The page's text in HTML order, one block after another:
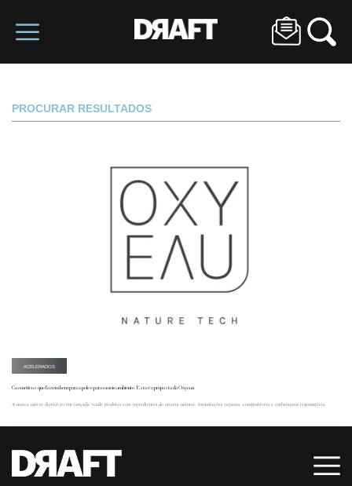
PROCURAR RESULTADOS
ACELERADOS
Cosméticos que fazem bem para a pele e para o meio ambiente. Esta é a proposta da Oxyeau
A marca nativa digital recém-lançada vende produtos com ingredientes de origem natural, formulações veganas, compostáveis e embalagens responsáveis.